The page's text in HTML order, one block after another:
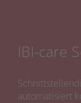
IBI-care
automatisiert